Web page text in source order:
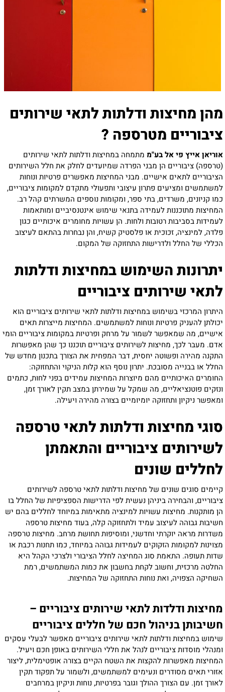
מהן מחיצות ודלתות לתאי שירותים
ציבוריים מטרספה ?
אוריאן אייץ פי אל בע"מ מתמחה במחיצות ודלתות לתאי שירותים
(טרספה) ציבוריים הן מבני הפרדה שמיועדים לחלק את חלל השירותים
הציבוריים לתאים אישיים. מבני המחיצות מאפשרים פרטיות ונוחות
למשתמשים ומציעים פתרון עיצובי ותפעולי מתקדם למקומות ציבוריים,
כמו קניונים, משרדים, בתי ספר, ומקומות נוספים המשרתים קהל רב.
המחיצות מתוכננות לעמידה בתנאי שימוש אינטנסיביים ומותאמות
לעמידות בסביבות רטובות ולחות. הן עשויות מחומרים איכותיים כגון
פלדה, למינציה, זכוכית או פלסטיק קשיח, והן נבחרות בהתאם לעיצוב
הכללי של החלל ולדרישות התחזוקה של המקום.
יתרונות השימוש במחיצות ודלתות
לתאי שירותים ציבוריים
היתרון המרכזי בשימוש במחיצות ודלתות לתאי שירותים ציבוריים הוא
יכולתן להעניק פרטיות ונוחות למשתמשים. המחיצות מייצרות תאים
אישיים, מה שמאפשר לשמור על מרחק ופרטיות במקומות ציבוריים הומי
אדם. מעבר לכך, מחיצות לשירותים ציבוריים תוכננו כך שהן מאפשרות
התקנה מהירה ופשוטה יחסית, דבר המפחית את הצורך בתכנון מחדש של
החלל או בבנייה מסובכת. יתרון נוסף הוא קלות הניקוי והתחזוקה:
החומרים האיכותיים מהם מיוצרות המחיצות עמידים בפני לחות, כתמים
ונזקים פוטנציאליים, מה שמקל על שמירתן במצב תקין לאורך זמן,
ומאפשר ניקיון ותחזוקה יומיומיים בצורה מהירה ויעילה.
סוגי מחיצות ודלתות לתאי טרספה
לשירותים ציבוריים והתאמתן
לחללים שונים
קיימים סוגים שונים של מחיצות ודלתות לתאי טרספה לשירותים
ציבוריים, והבחירה ביניהן נעשית לפי הדרישות הספציפיות של החלל בו
הן מותקנות. מחיצות עשויות למינציה מתאימות במיוחד לחללים בהם יש
חשיבות גבוהה לעיצוב עמיד ולתחזוקה קלה, בעוד מחיצות טרספה
משדרות מראה יוקרתי וחדשני, ומוסיפות תחושת מרחב. מחיצות טרספה
מצוינות למקומות הזקוקים לעמידות גבוהה במיוחד, כמו תחנות רכבת או
שדות תעופה. התאמת סוג המחיצה לחלל הציבורי ולצרכי הקהל היא
החלטה מרכזית, וחשוב לקחת בחשבון את כמות המשתמשים, רמת
השחיקה הצפויה, ואת נוחות התחזוקה של המחיצות.
מחיצות ודלדות לתאי שירותים ציבוריים –
חשיבותן בניהול חכם של חללים ציבוריים
שימוש במחיצות ודלתות לתאי שירותים ציבוריים מאפשר לבעלי עסקים
ומנהלי מוסדות ציבוריים לנהל את חללי השירותים באופן חכם ויעיל.
המחיצות מאפשרות להקצות את השטח הקיים בצורה אופטימלית, ליצור
אזורי תאים מסודרים ונעימים למשתמשים, ולשמור על תפקוד תקין
לאורך זמן. עם הצורך ההולך וגובר בפרטיות, נוחות וניקיון במרחבים